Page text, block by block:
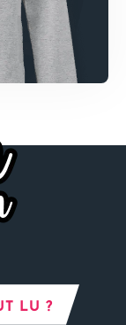
LU ?